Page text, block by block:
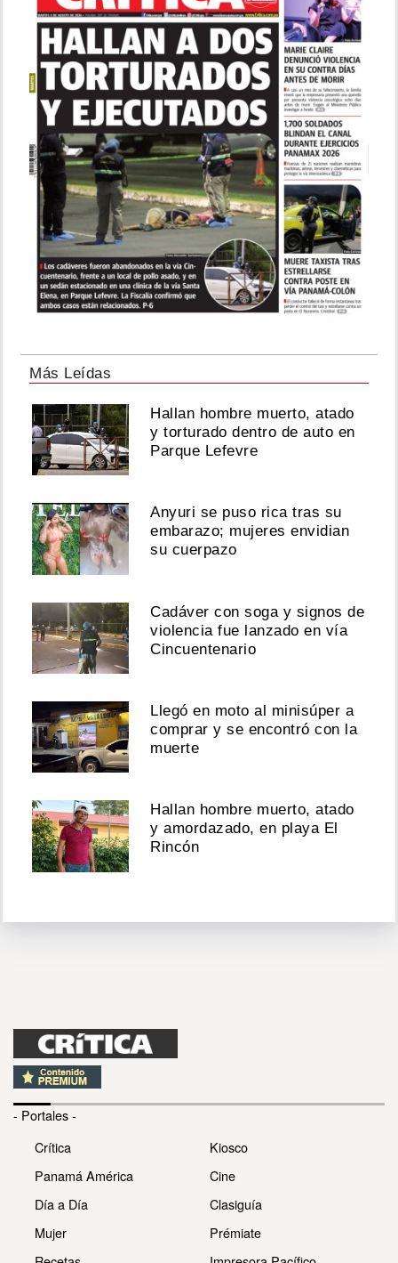
Más Leídas
Hallan hombre muerto, atado
y torturado dentro de auto en
Parque Lefevre
Anyuri se puso rica tras su
embarazo; mujeres envidian
su cuerpazo
Cadáver con soga y signos de
violencia fue lanzado en vía
Cincuentenario
Llegó en moto al minisúper a
comprar y se encontró con la
muerte
Hallan hombre muerto, atado
y amordazado, en playa El
Rincón
- Portales -
Crítica
Panamá América
Día a Día
Mujer
Kiosco
Cine
Clasiguía
Prémiate